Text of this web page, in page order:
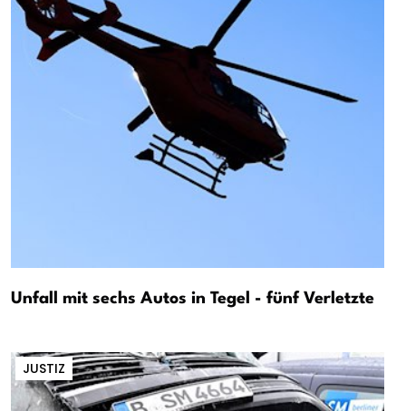
Unfall mit sechs Autos in Tegel - fünf Verletzte
JUSTIZ